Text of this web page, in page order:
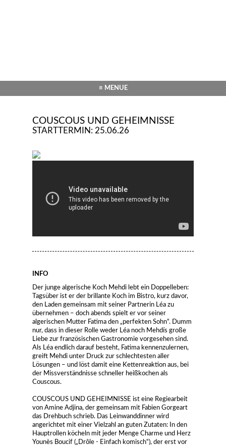
≡ MENUE
COUSCOUS UND GEHEIMNISSE
STARTTERMIN: 25.06.26
INFO
Der junge algerische Koch Mehdi lebt ein Doppelleben:
Tagsüber ist er der brillante Koch im Bistro, kurz davor,
den Laden gemeinsam mit seiner Partnerin Léa zu
übernehmen – doch abends spielt er vor seiner
algerischen Mutter Fatima den „perfekten Sohn“. Dumm
nur, dass in dieser Rolle weder Léa noch Mehdís große
Liebe zur französischen Gastronomie vorgesehen sind.
Als Léa endlich darauf besteht, Fatima kennenzulernen,
greift Mehdi unter Druck zur schlechtesten aller
Lösungen – und löst damit eine Kettenreaktion aus, bei
der Missverständnisse schneller heißkochen als
Couscous.
COUSCOUS UND GEHEIMNISSE ist eine Regiearbeit
von Amine Adjina, der gemeinsam mit Fabien Gorgeart
das Drehbuch schrieb. Das Leinwanddinner wird
angerichtet mit einer Vielzahl an guten Zutaten: In den
Hauptrollen köcheln mit jeder Menge Charme und Herz
Younès Boucif („Drôle - Einfach komisch“), der erst vor